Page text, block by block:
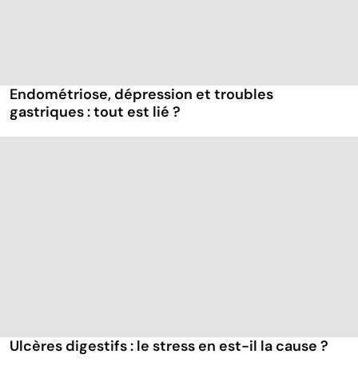
Endométriose, dépression et troubles
gastriques : tout est lié ?
Ulcères digestifs : le stress en est-il la cause ?